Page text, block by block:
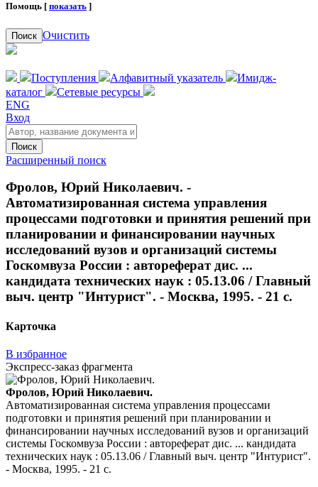
Помощь [ показать ]
Поиск Очистить
Поступления Алфавитный указатель
Имидж-
каталог
Сетевые ресурсы
ENG
Вход
Поиск
Расширенный поиск
Фролов, Юрий Николаевич. -
Автоматизированная система управления
процессами подготовки и принятия решений при
планировании и финансировании научных
исследований вузов и организаций системы
Госкомвуза России : автореферат дис. ...
кандидата технических наук : 05.13.06 / Главный
выч. центр "Интурист". - Москва, 1995. - 21 с.
Карточка
В избранное
Экспресс-заказ фрагмента
Фролов, Юрий Николаевич.
Автоматизированная система управления процессами
подготовки и принятия решений при планировании и
финансировании научных исследований вузов и организаций
системы Госкомвуза России : автореферат дис. ... кандидата
технических наук : 05.13.06 / Главный выч. центр "Интурист".
- Москва, 1995. - 21 с.